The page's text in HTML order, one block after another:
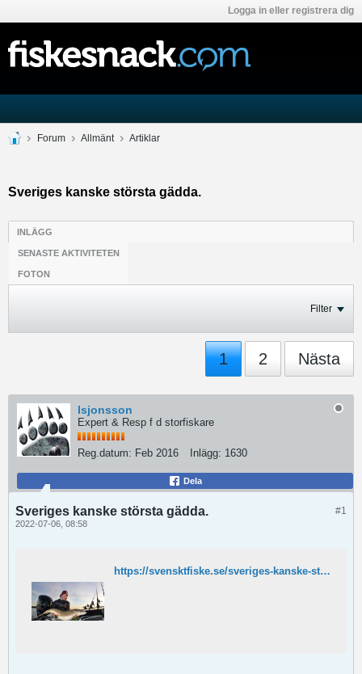
Logga in eller registrera dig
Forum Allmänt Artiklar
Sveriges kanske största gädda.
INLÄGG
SENASTE AKTIVITETEN
FOTON
Filter
1 2 Nästa
lsjonsson
Expert & Resp f d storfiskare
Reg.datum: Feb 2016 Inlägg: 1630
Dela
#1
Sveriges kanske största gädda.
2022-07-06, 08:58
https://svensktfiske.se/sveriges-kanske-storsta-gadda/